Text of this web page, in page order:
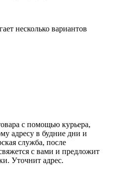
несколько вариантов
с помощью курьера,
адресу в будние дни и
служба, после
с вами и предложит
Уточнит адрес.